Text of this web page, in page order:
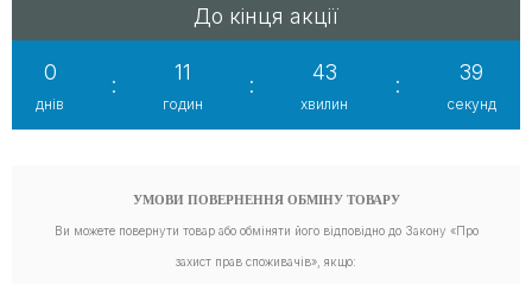
До кінця акції
0
днів
:
11
годин
:
43
хвилин
:
37
секунд
УМОВИ ПОВЕРНЕННЯ ОБМІНУ ТОВАРУ
Ви можете повернути товар або обміняти його відповідно до Закону «Про
захист прав споживачів», якщо: